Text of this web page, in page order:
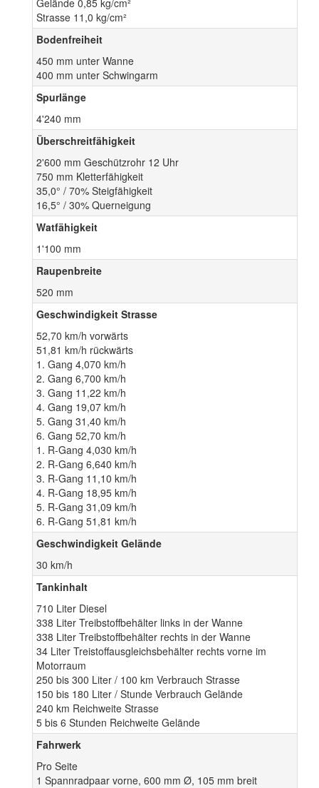
Gelände 0,85 kg/cm²
Strasse 11,0 kg/cm²
Bodenfreiheit
450 mm unter Wanne
400 mm unter Schwingarm
Spurlänge
4'240 mm
Überschreitfähigkeit
2'600 mm Geschützrohr 12 Uhr
750 mm Kletterfähigkeit
35,0° / 70% Steigfähigkeit
16,5° / 30% Querneigung
Watfähigkeit
1'100 mm
Raupenbreite
520 mm
Geschwindigkeit Strasse
52,70 km/h vorwärts
51,81 km/h rückwärts
1. Gang 4,070 km/h
2. Gang 6,700 km/h
3. Gang 11,22 km/h
4. Gang 19,07 km/h
5. Gang 31,40 km/h
6. Gang 52,70 km/h
1. R-Gang 4,030 km/h
2. R-Gang 6,640 km/h
3. R-Gang 11,10 km/h
4. R-Gang 18,95 km/h
5. R-Gang 31,09 km/h
6. R-Gang 51,81 km/h
Geschwindigkeit Gelände
30 km/h
Tankinhalt
710 Liter Diesel
338 Liter Treibstoffbehälter links in der Wanne
338 Liter Treibstoffbehälter rechts in der Wanne
34 Liter Treistoffausgleichsbehälter rechts vorne im
Motorraum
250 bis 300 Liter / 100 km Verbrauch Strasse
150 bis 180 Liter / Stunde Verbrauch Gelände
240 km Reichweite Strasse
5 bis 6 Stunden Reichweite Gelände
Fahrwerk
Pro Seite
1 Spannradpaar vorne, 600 mm Ø, 105 mm breit